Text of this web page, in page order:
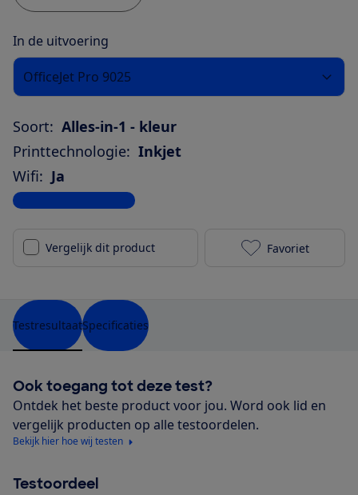
In de uitvoering
OfficeJet Pro 9025
Soort: Alles-in-1 - kleur
Printtechnologie: Inkjet
Wifi: Ja
Bekijk alle specificaties
Vergelijk dit product HP OfficeJet
Favoriet
TestresultaatSpecificaties
Ook toegang tot deze test?
Ontdek het beste product voor jou. Word ook lid en
vergelijk producten op alle testoordelen.
Bekijk hier hoe wij testen
Testoordeel